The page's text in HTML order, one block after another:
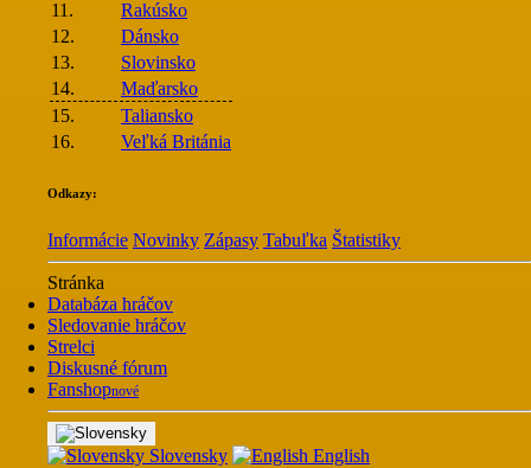
11.
Rakúsko
12.
Dánsko
13.
Slovinsko
14.
Maďarsko
15.
Taliansko
16.
Veľká Británia
Odkazy:
Informácie Novinky Zápasy Tabuľka Štatistiky
Stránka
Databáza hráčov
Sledovanie hráčov
Strelci
Diskusné fórum
Fanshopnové
Slovensky English